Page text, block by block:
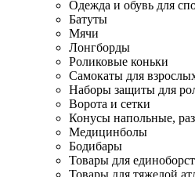
Одежда и обувь для
Батуты
Мячи
Лонгборды
Роликовые коньки
Самокаты для
Наборы защиты для
Ворота и сетки
Конусы напольные,
Медицинболы
Бодибары
Товары для
Товары для тяжелой